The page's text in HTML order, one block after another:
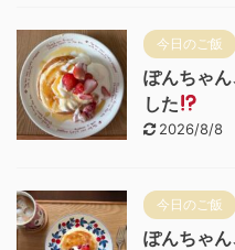
今日のご飯
ぽんちゃ
した
2026/8/8
今日のご飯
ぽんちゃ